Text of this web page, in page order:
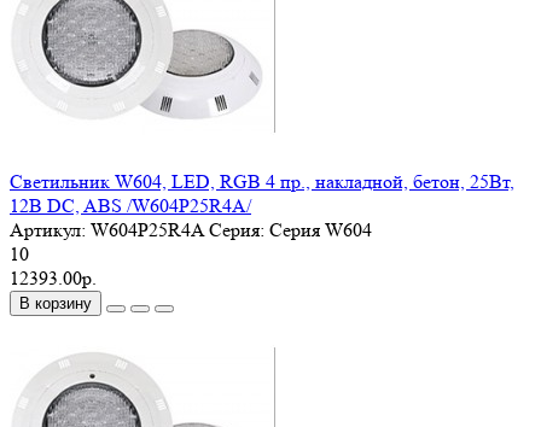
Светильник W604, LED, RGB 4 пр., накладной, бетон, 25Вт,
12В DC, ABS /W604P25R4A/
Артикул: W604P25R4AСерия: Серия W604
10
12393.00р.
В корзину